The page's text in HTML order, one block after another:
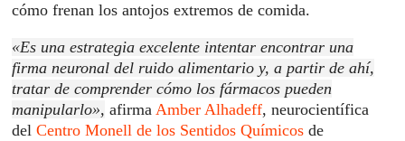
cómo frenan los antojos extremos de comida.
«Es una estrategia excelente intentar encontrar una
firma neuronal del ruido alimentario y, a partir de ahí,
tratar de comprender cómo los fármacos pueden
manipularlo», afirmaAmber Alhadeff, neurocientífica
delCentro Monell de los Sentidos Químicos de